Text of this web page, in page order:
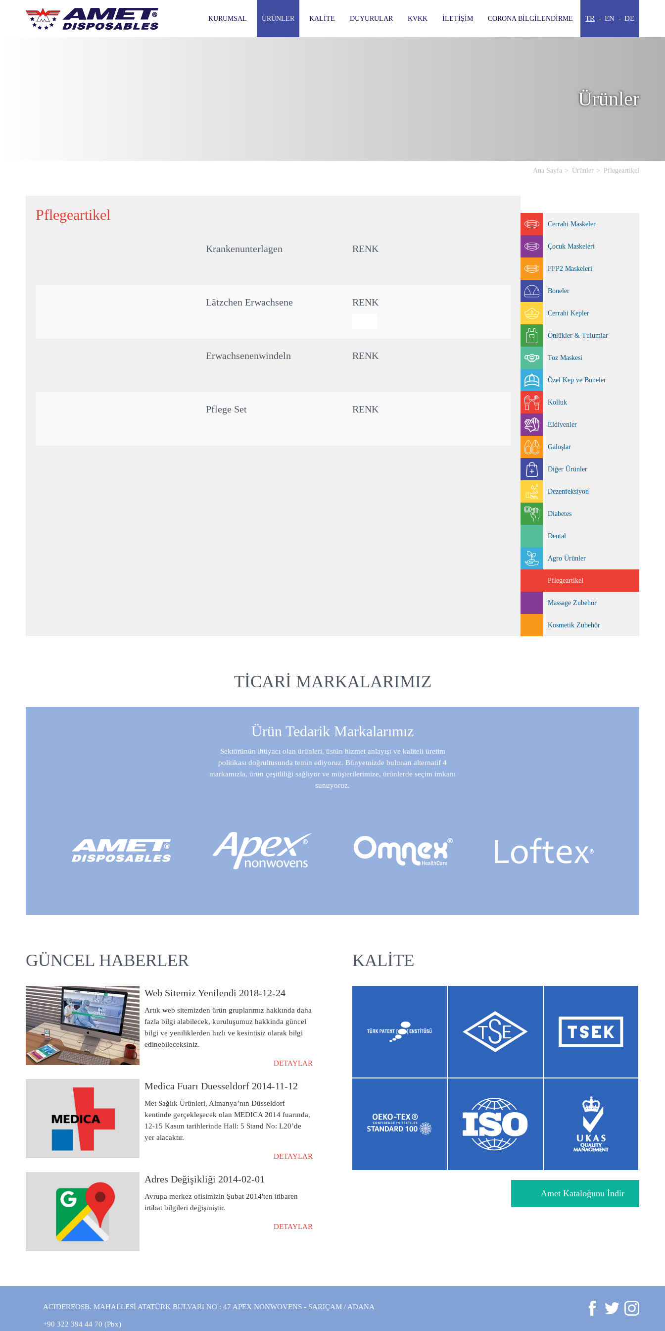
KURUMSAL ÜRÜNLER KALITE DUYURULAR KVKK İLETIŞIM CORONA BILGILENDIRME TR EN DE
Ürünler
Ana Sayfa Ürünler Pflegeartikel
Pflegeartikel
Krankenunterlagen RENK
Lätzchen Erwachsene RENK
Erwachsenenwindeln RENK
Pflege Set RENK
Cerrahi Maskeler
Çocuk Maskeleri
FFP2 Maskeleri
Boneler
Cerrahi Kepler
Önlükler & Tulumlar
Toz Maskesi
Özel Kep ve Boneler
Kolluk
Eldivenler
Galoşlar
Diğer Ürünler
Dezenfeksiyon
Diabetes
Dental
Agro Ürünler
Pflegeartikel
Massage Zubehör
Kosmetik Zubehör
TICARI MARKALARIMIZ
Ürün Tedarik Markalarımız
Sektörünün ihtiyacı olan ürünleri, üstün hizmet anlayışı ve kaliteli üretim
politikası doğrultusunda temin ediyoruz. Bünyemizde bulunan alternatif 4
markamızla, ürün çeşitliliği sağlıyor ve müşterilerimize, ürünlerde seçim imkanı
sunuyoruz.
GÜNCEL HABERLER
Web Sitemiz Yenilendi 2018-12-24
Artık web sitemizden ürün gruplarımız hakkında daha
fazla bilgi alabilecek, kuruluşumuz hakkinda güncel
bilgi ve yeniliklerden hızlı ve kesintisiz olarak bilgi
edinebileceksiniz.
DETAYLAR
Medica Fuarı Duesseldorf 2014-11-12
Met Sağlık Ürünleri, Almanya’nın Düsseldorf
kentinde gerçekleşecek olan MEDICA 2014 fuarında,
12-15 Kasım tarihlerinde Hall: 5 Stand No: L20’de
yer alacaktır.
DETAYLAR
Adres Değişikliği 2014-02-01
Avrupa merkez ofisimizin Şubat 2014'ten itibaren
irtibat bilgileri değişmiştir.
DETAYLAR
KALITE
Amet Kataloğunu İndir
ACIDEREOSB. MAHALLESİ ATATÜRK BULVARI NO : 47 APEX NONWOVENS - SARIÇAM / ADANA
+90 322 394 44 70 (Pbx)